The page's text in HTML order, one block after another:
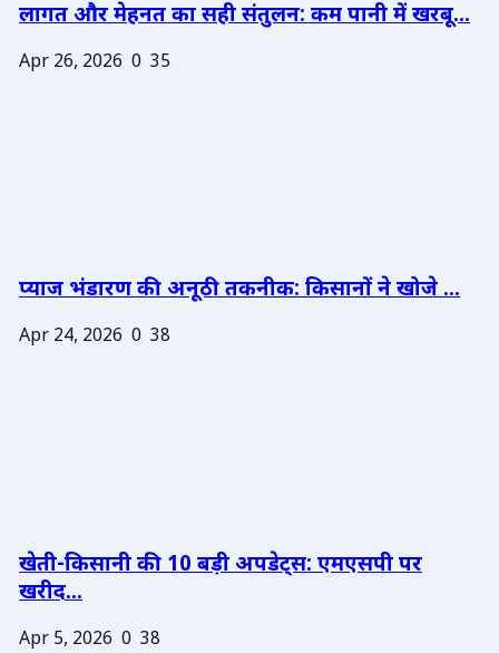
लागत और मेहनत का सही संतुलन: कम पानी में खरबू...
Apr 26, 2026 0 35
प्याज भंडारण की अनूठी तकनीक: किसानों ने खोजे ...
Apr 24, 2026 0 38
खेती-किसानी की 10 बड़ी अपडेट्स: एमएसपी पर
खरीद...
Apr 5, 2026 0 38